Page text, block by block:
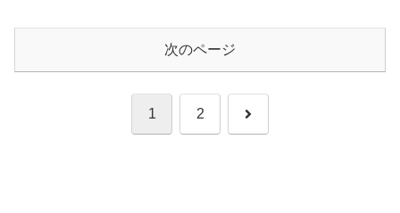
次のページ
1 2 次